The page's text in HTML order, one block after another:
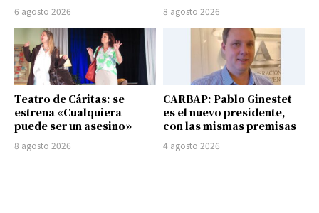
6 agosto 2026 8 agosto 2026
Teatro de Cáritas: se
estrena «Cualquiera
puede ser un asesino»
8 agosto 2026
CARBAP: Pablo Ginestet
es el nuevo presidente,
con las mismas premisas
4 agosto 2026